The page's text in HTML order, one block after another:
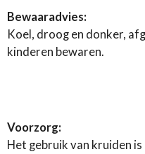
Bewaaradvies:
Koel, droog en donker,
kinderen bewaren.
Voorzorg:
Het gebruik van kruiden